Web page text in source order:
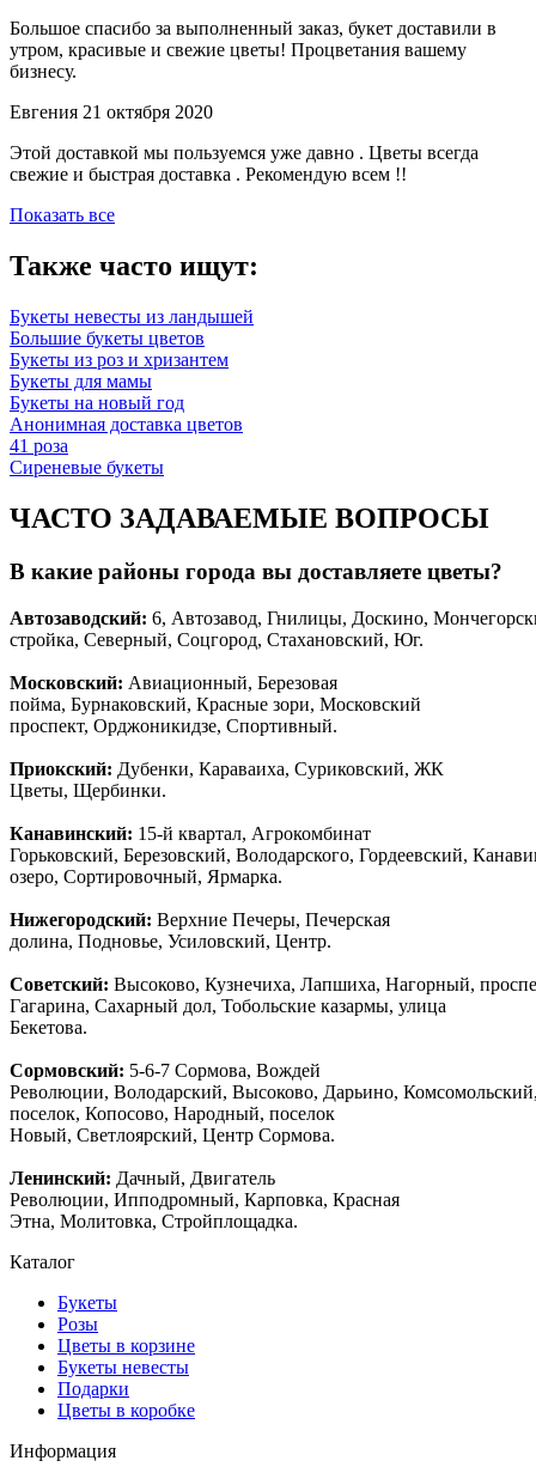
Большое спасибо за выполненный заказ, букет доставили в
утром, красивые и свежие цветы! Процветания вашему
бизнесу.
Евгения 21 октября 2020
Этой доставкой мы пользуемся уже давно . Цветы всегда
свежие и быстрая доставка . Рекомендую всем !!
Показать все
Также часто ищут:
Букеты невесты из ландышей
Большие букеты цветов
Букеты из роз и хризантем
Букеты для мамы
Букеты на новый год
Анонимная доставка цветов
41 роза
Сиреневые букеты
ЧАСТО ЗАДАВАЕМЫЕ ВОПРОСЫ
В какие районы города вы доставляете цветы?
Автозаводский: 6, Автозавод, Гнилицы, Доскино,
стройка, Северный, Соцгород, Стахановский, Юг.
Московский: Авиационный, Березовая
пойма, Бурнаковский, Красные зори, Московский
проспект, Орджоникидзе, Спортивный.
Приокский: Дубенки, Караваиха, Суриковский, ЖК
Цветы, Щербинки.
Канавинский: 15-й квартал, Агрокомбинат
Горьковский, Березовский, Володарского, Гордеевский,
озеро, Сортировочный, Ярмарка.
Нижегородский: Верхние Печеры, Печерская
долина, Подновье, Усиловский, Центр.
Советский: Высоково, Кузнечиха, Лапшиха, Нагорный,
Гагарина, Сахарный дол, Тобольские казармы, улица
Бекетова.
Сормовский: 5-6-7 Сормова, Вождей
Революции, Володарский, Высоково, Дарьино,
поселок, Копосово, Народный, поселок
Новый, Светлоярский, Центр Сормова.
Ленинский: Дачный, Двигатель
Революции, Ипподромный, Карповка, Красная
Этна, Молитовка, Стройплощадка.
Каталог
Букеты
Розы
Цветы в корзине
Букеты невесты
Подарки
Цветы в коробке
Информация